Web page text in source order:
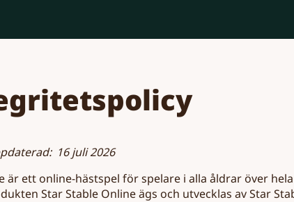
16 juli 2026
är ett online-hästspel för spelare i alla åldrar över
Star Stable Online ägs och utvecklas av Star